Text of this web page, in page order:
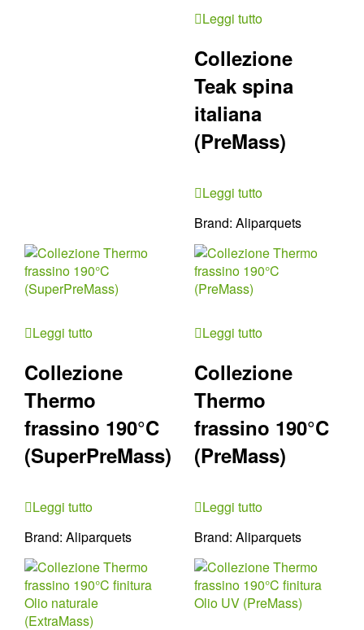
Leggi tutto
Collezione
Teak spina
italiana
(PreMass)
Leggi tutto
Brand: Aliparquets
Leggi tutto
Collezione
Thermo
frassino 190°C
(SuperPreMass)
Leggi tutto
Brand: Aliparquets
Leggi tutto
Collezione
Thermo
frassino 190°C
(PreMass)
Leggi tutto
Brand: Aliparquets